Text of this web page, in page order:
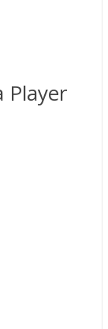
Player